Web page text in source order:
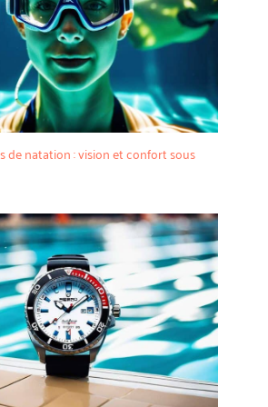
de natation : vision et confort sous